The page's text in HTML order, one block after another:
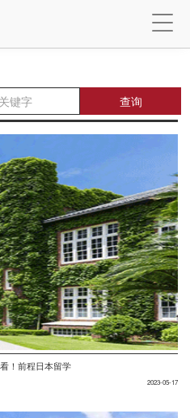
查询
！前程日本留学
2023-05-17